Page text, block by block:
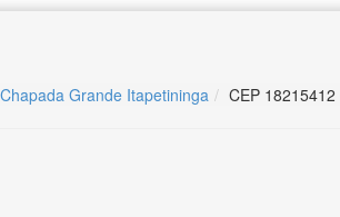
Chapada Grande Itapetininga CEP